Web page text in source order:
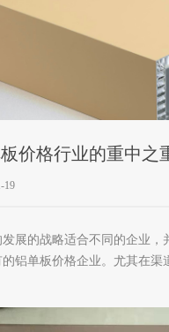
价格行业的重中之
19
展的战略适合不同的企业，
铝单板价格企业。尤其在渠
、90后，个性成为了诸多产品